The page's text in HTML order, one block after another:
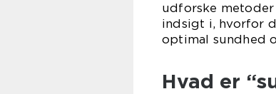
udforske
indsigt i, hvorfor
optimal sundhed
Hvad er